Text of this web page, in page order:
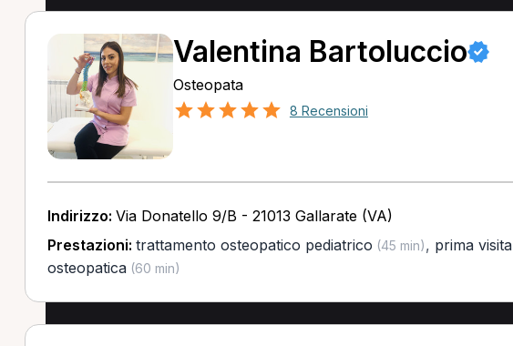
Valentina Bartoluccio
Osteopata
8 Recensioni
Indirizzo: Via Donatello 9/B - 21013 Gallarate (VA)
Prestazioni: trattamento osteopatico pediatrico (45 min), prima visita
osteopatica(60 min)